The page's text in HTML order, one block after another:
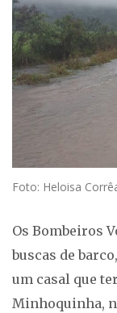
Foto: Heloisa
Os Bombeiros
buscas de
um casal que
Minhoquinha,